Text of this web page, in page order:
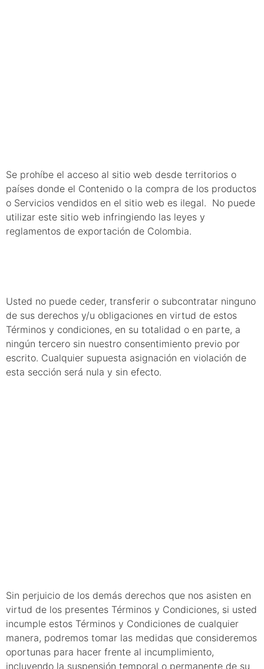
Se prohíbe el acceso al sitio web desde territorios o
países donde el Contenido o la compra de los productos
o Servicios vendidos en el sitio web es ilegal. No puede
utilizar este sitio web infringiendo las leyes y
reglamentos de exportación de Colombia.
Usted no puede ceder, transferir o subcontratar ninguno
de sus derechos y/u obligaciones en virtud de estos
Términos y condiciones, en su totalidad o en parte, a
ningún tercero sin nuestro consentimiento previo por
escrito. Cualquier supuesta asignación en violación de
esta sección será nula y sin efecto.
Sin perjuicio de los demás derechos que nos asisten en
virtud de los presentes Términos y Condiciones, si usted
incumple estos Términos y Condiciones de cualquier
manera, podremos tomar las medidas que consideremos
oportunas para hacer frente al incumplimiento,
incluyendo la suspensión temporal o permanente de su